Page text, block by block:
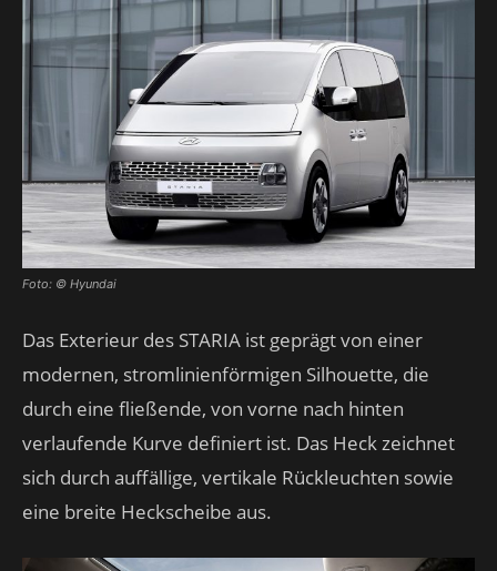
Foto: © Hyundai
Das Exterieur des STARIA ist geprägt von einer
modernen, stromlinienförmigen Silhouette, die
durch eine fließende, von vorne nach hinten
verlaufende Kurve definiert ist. Das Heck zeichnet
sich durch auffällige, vertikale Rückleuchten sowie
eine breite Heckscheibe aus.